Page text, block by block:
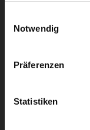
Notwendig
Präferenzen
Statistiken